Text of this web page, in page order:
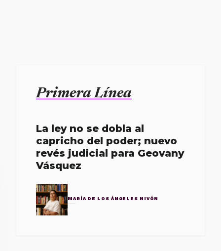
Primera Línea
La ley no se dobla al
capricho del poder; nuevo
revés judicial para Geovany
Vásquez
MARÍA DE LOS ÁNGELES NIVÓN